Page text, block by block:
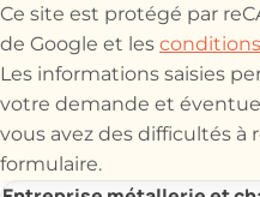
Ce site est protégé par
de Google et les
Les informations saisies
votre demande et
vous avez des difficultés
formulaire.